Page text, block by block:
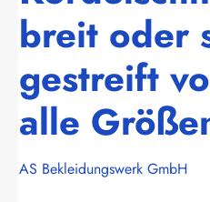
breit oder
gestreift
alle
AS Bekleidungswerk GmbH